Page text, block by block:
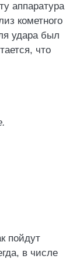
аппаратура
кометного
удара был
что
пойдут
в числе